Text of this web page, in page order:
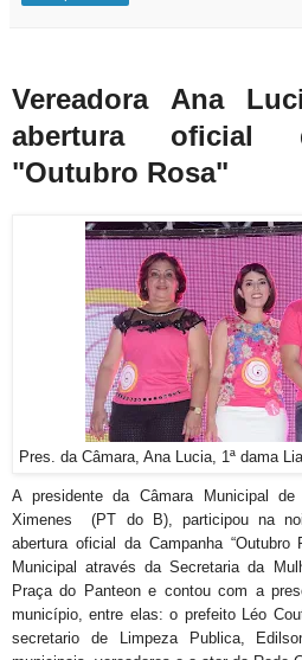
Vereadora Ana
abertura oficial
"Outubro Rosa"
Pres. da Câmara, Ana Lucia, 1ª dama
A presidente da Câmara Municipal
Ximenes (PT do B), participou na
abertura oficial da Campanha “Outubro
Municipal através da Secretaria da
Praça do Panteon e contou com a
município, entre elas: o prefeito Léo
secretario de Limpeza Publica,